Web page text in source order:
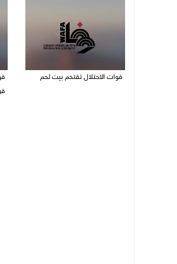
قوات الاحتلال تقتحم بيت لحم